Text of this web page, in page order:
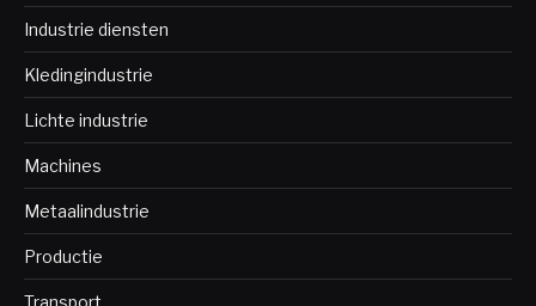
Industrie diensten
Kledingindustrie
Lichte industrie
Machines
Metaalindustrie
Productie